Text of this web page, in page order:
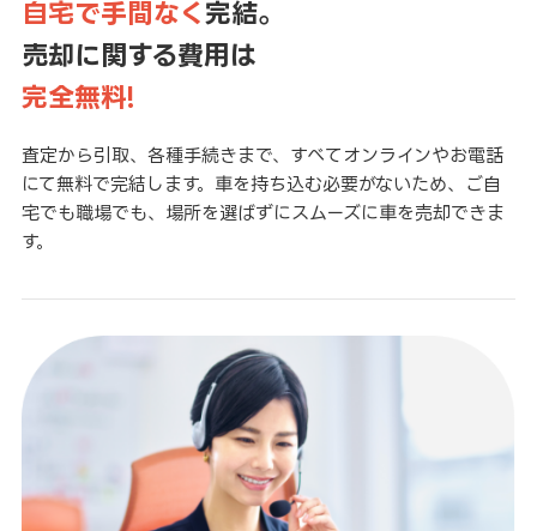
自宅で手間なく 完結。
売却に関する費用は
完全無料!
査定から引取、各種手続きまで、すべてオンラインやお電話
にて無料で完結します。車を持ち込む必要がないため、ご自
宅でも職場でも、場所を選ばずにスムーズに車を売却できま
す。